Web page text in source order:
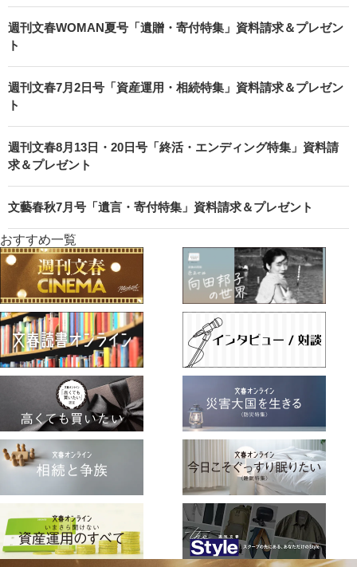
週刊文春WOMAN夏号「遺贈・寄付特集」資料請求＆プレゼン
ト
週刊文春7月2日号「資産運用・相続特集」資料請求＆プレゼン
ト
週刊文春8月13日・20日号「終活・エンディング特集」資料請
求＆プレゼント
文藝春秋7月号「遺言・寄付特集」資料請求＆プレゼント
おすすめ一覧